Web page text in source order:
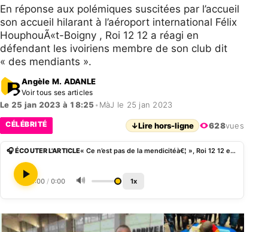
En réponse aux polémiques suscitées par l’accueil
son accueil hilarant à l’aéroport international Félix
HouphouÃ«t-Boigny , Roi 12 12 a réagi en
défendant les ivoiriens membre de son club dit
« des mendiants ».
Angèle M. ADANLE
Voir tous ses articles
Le 25 jan 2023 à 18:25 • MàJ le 25 jan 2023
CÉLÉBRITÉ ↓Lire hors-ligne 628vues
🎧 ÉCOUTER L'ARTICLE « Ce n’est pas de la mendicitéà€¦ », Roi 12 12 encourage son « club de mendiants »
0:00 / 0:00 🔊 1x